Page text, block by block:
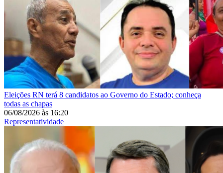
Eleições RN terá 8 candidatos ao Governo do Estado; conheça
todas as chapas
06/08/2026 às 16:20
Representatividade